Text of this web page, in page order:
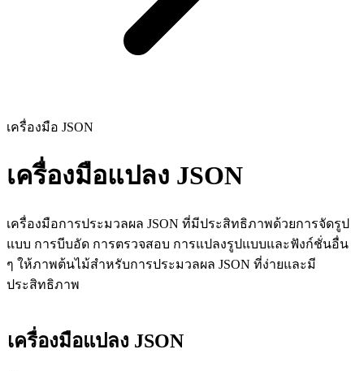
เครื่องมือ JSON
เครื่องมือแปลง JSON
เครื่องมือการประมวลผล JSON ที่มีประสิทธิภาพด้วยการจัดรูป
แบบ การบีบอัด การตรวจสอบ การแปลงรูปแบบและฟังก์ชั่นอื่น
ๆ ให้ภาพต้นไม้สําหรับการประมวลผล JSON ที่ง่ายและมี
ประสิทธิภาพ
เครื่องมือแปลง JSON